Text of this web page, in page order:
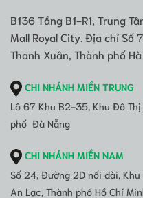
B136 Tầng B1-R1, Trung
Mall Royal City. Địa chỉ Số
Thanh Xuân, Thành phố
CHI NHÁNH MIỀN TRUNG
Lô 67 Khu B2-35, Khu Đô
phố Đà Nẵng
CHI NHÁNH MIỀN NAM
Số 24, Đường 2D nối dài,
An Lạc, Thành phố Hồ Chí